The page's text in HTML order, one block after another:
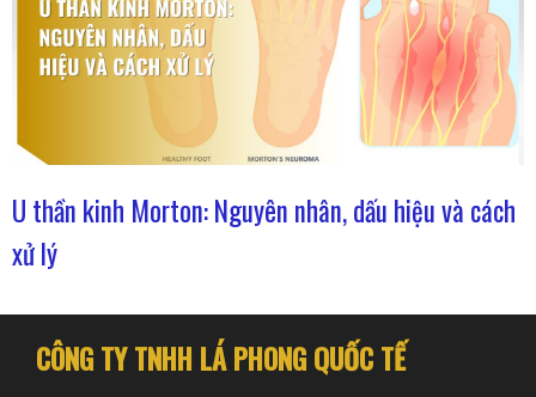
U thần kinh Morton: Nguyên nhân, dấu hiệu và cách
xử lý
CÔNG TY TNHH LÁ PHONG QUỐC TẾ